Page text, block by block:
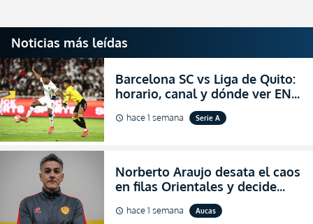
Noticias más leídas
Barcelona SC vs Liga de Quito:
horario, canal y dónde ver EN
VIVO la Fecha 22 de la LigaPro
2026
schedule hace 1 semana Serie A
Norberto Araujo desata el caos
en filas Orientales y decide
abandonar la dirección técnica
de Aucas
schedule hace 1 semana Aucas